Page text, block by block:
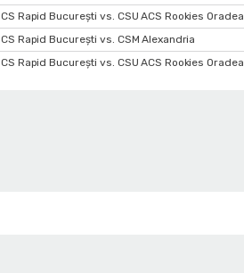
CS Rapid București vs. CSU ACS Rookies Oradea
CS Rapid București vs. CSM Alexandria
CS Rapid București vs. CSU ACS Rookies Oradea